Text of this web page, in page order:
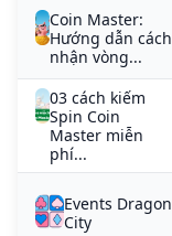
Coin Master:
Hướng dẫn cách
nhận vòng...
03 cách kiếm
Spin Coin
Master miễn
phí...
Events Dragon
City